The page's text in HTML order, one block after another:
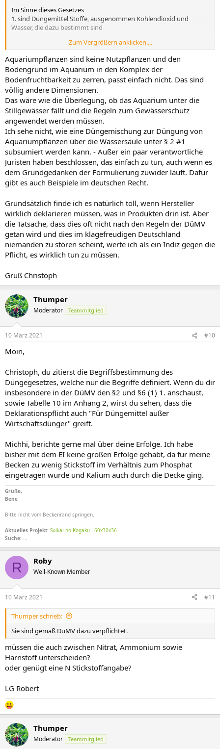
Im Sinne dieses Gesetzes
1. sind Düngemittel Stoffe, ausgenommen Kohlendioxid und
Wasser, die dazu bestimmt sind
a) Nutzpflanzen Nährstoffe zuzuführen, um ihr Wachstum zu
oder
b) die Bodenfruchtbarkeit zu erhalten oder zu verbessern;
Zum Vergrößern anklicken....
Aquariumpflanzen sind keine Nutzpflanzen und den
Bodengrund im Aquarium in den Komplex der
Bodenfruchtbarkeit zu zerren, passt einfach nicht. Das sind
völlig andere Dimensionen.
Das wäre wie die Überlegung, ob das Aquarium unter die
Stillgewässer fällt und die Regeln zum Gewässerschutz
angewendet werden müssen.
Ich sehe nicht, wie eine Düngemischung zur Düngung von
Aquariumpflanzen über die Wassersäule unter § 2 #1
subsumiert werden kann. - Außer ein paar verantwortliche
Juristen haben beschlossen, das einfach zu tun, auch wenn es
dem Grundgedanken der Formulierung zuwider läuft. Dafür
gibt es auch Beispiele im deutschen Recht.
Grundsätzlich finde ich es natürlich toll, wenn Hersteller
wirklich deklarieren müssen, was in Produkten drin ist. Aber
die Tatsache, dass dies oft nicht nach den Regeln der DüMV
getan wird und dies im klagefreudigen Deutschland
niemanden zu stören scheint, werte ich als ein Indiz gegen die
Pflicht, es wirklich tun zu müssen.
Gruß Christoph
Thumper
Moderator Teammitglied
10 März 2021 #10
Moin,
Christoph, du zitierst die Begriffsbestimmung des
Düngegesetzes, welche nur die Begriffe definiert. Wenn du dir
insbesondere in der DüMV den §2 und §6 (1) 1. anschaust,
sowie Tabelle 10 im Anhang 2, wirst du sehen, dass die
Deklarationspflicht auch "Für Düngemittel außer
Wirtschaftsdünger" greift.
Michhi, berichte gerne mal über deine Erfolge. Ich habe
bisher mit dem EI keine großen Erfolge gehabt, da für meine
Becken zu wenig Stickstoff im Verhältnis zum Phosphat
eingetragen wurde und Kalium auch durch die Decke ging.
Grüße,
Bene
Bitte nicht vom Beckenrand springen.
Aktuelles Projekt: Suikai no Kogaku - 60x30x36
Suche: ...
R Roby
Well-Known Member
10 März 2021 #11
Thumper schrieb:
Sie sind gemäß DüMV dazu verpflichtet.
müssen die auch zwischen Nitrat, Ammonium sowie
Harnstoff unterscheiden?
oder genügt eine N Stickstoffangabe?
LG Robert
Thumper
Moderator Teammitglied